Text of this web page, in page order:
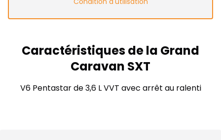
Caractéristiques de la Grand
Caravan SXT
V6 Pentastar de 3,6 L VVT avec arrêt au ralenti